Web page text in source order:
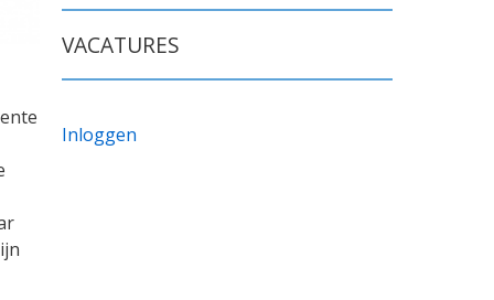
VACATURES
Inloggen